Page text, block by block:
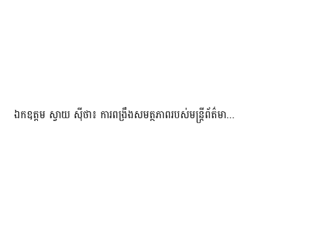
ឯកឧត្តម ស្វាយ ស៊ីថា៖ ការពង្រឹងសមត្ថភាពរបស់មន្ត្រីព័ត៌មា...